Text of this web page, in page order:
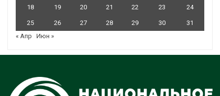
18 19 20 21 22 23 24
25 26 27 28 29 30
31
« Апр
Июн »